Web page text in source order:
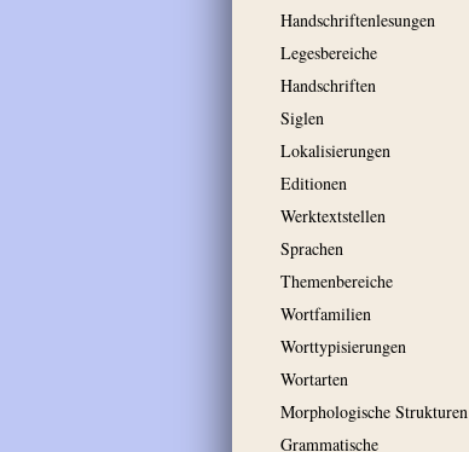
Handschriftenlesungen
Legesbereiche
Handschriften
Siglen
Lokalisierungen
Editionen
Werktextstellen
Sprachen
Themenbereiche
Wortfamilien
Worttypisierungen
Wortarten
Morphologische Strukturen
Grammatische